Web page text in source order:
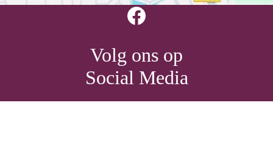
Facebook
Volg ons op
Social Media